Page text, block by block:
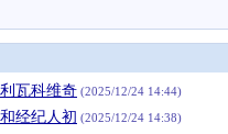
瓦科维奇 (2025/12/24 14:44)
经纪人初 (2025/12/24 14:38)